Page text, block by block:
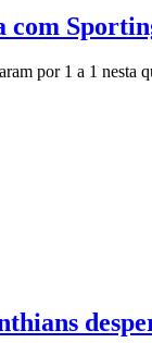
com
por 1 a 1